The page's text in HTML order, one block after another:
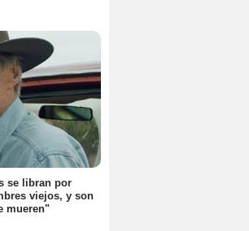
se libran por
viejos, y son
mueren"